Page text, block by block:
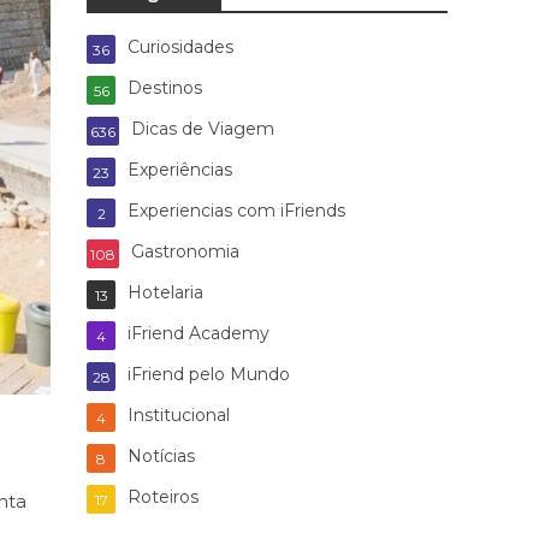
Curiosidades
36
Destinos
56
Dicas de Viagem
636
Experiências
23
Experiencias com iFriends
2
Gastronomia
108
Hotelaria
13
iFriend Academy
4
iFriend pelo Mundo
28
Institucional
4
Notícias
8
Roteiros
17